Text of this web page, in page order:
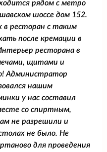
рядом с метро
шоссе дом 152.
в ресторан с таким
после кремации в
ресторана в
щитами и
Администратор
нашим
у нас составил
со спиртным,
не разрешили и
не было. Не
для проведения